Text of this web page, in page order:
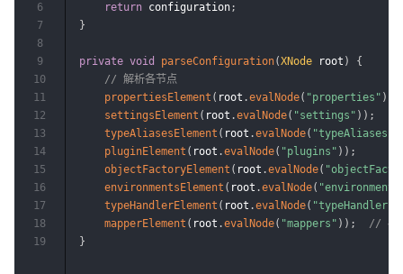
return configuration;
}
private void parseConfiguration(XNode root )
{
// 解析各节点
propertiesElement ( root .evalNode( "properties" )
settingsElement ( root .evalNode( "settings" ) ) ;
typeAliasesElement ( root .evalNode( "typeAliases"
pluginElement ( root .evalNode( "plugins" ) ) ;
objectFactoryElement ( root .evalNode(
environmentsElement ( root .evalNode(
typeHandlerElement ( root .evalNode( "typeHandlers"
mapperElement ( root .evalNode( "mappers" ) ) ;
// ←
}
6
7
8
9
10
11
12
13
14
15
16
17
18
19